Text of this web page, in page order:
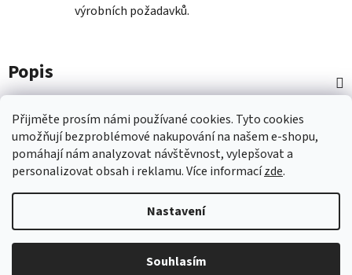
Přijměte prosím námi používané cookies. Tytocookies
umožňujíbezproblémové nakupování na našem e-shopu,
pomáhají námanalyzovat návštěvnost,vylepšovat a
personalizovatobsah i reklamu.Více informacízde.
Nastavení
Souhlasím
výrobních požadavků.
Popis
Diskuze
Vytvořil Shoptet
Nástroje COMAGRAV